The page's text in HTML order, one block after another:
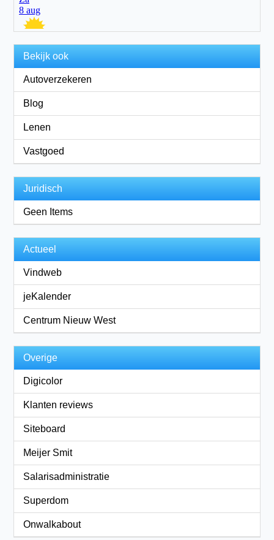
Bekijk ook
Autoverzekeren
Blog
Lenen
Vastgoed
Juridisch
Geen Items
Actueel
Vindweb
jeKalender
Centrum Nieuw West
Overige
Digicolor
Klanten reviews
Siteboard
Meijer Smit
Salarisadministratie
Superdom
Onwalkabout